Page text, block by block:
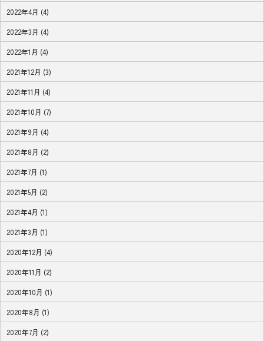
2022年4月 (4)
2022年3月 (4)
2022年1月 (4)
2021年12月 (3)
2021年11月 (4)
2021年10月 (7)
2021年9月 (4)
2021年8月 (2)
2021年7月 (1)
2021年5月 (2)
2021年4月 (1)
2021年3月 (1)
2020年12月 (4)
2020年11月 (2)
2020年10月 (1)
2020年8月 (1)
2020年7月 (2)